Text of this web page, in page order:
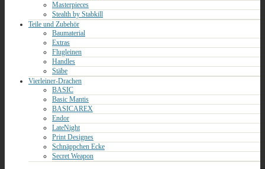
Masterpieces
Stealth by Stabkill
Teile und Zubehör
Baumaterial
Extras
Flugleinen
Handles
Stäbe
Vierleiner-Drachen
BASIC
Basic Mantis
BASICAREX
Endor
LateNight
Print Designes
Schnäppchen Ecke
Secret Weapon